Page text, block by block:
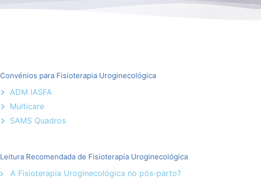
Convénios para Fisioterapia Uroginecológica
ADM IASFA
Multicare
SAMS Quadros
Leitura Recomendada de Fisioterapia Uroginecológica
A Fisioterapia Uroginecológica no pós-parto?